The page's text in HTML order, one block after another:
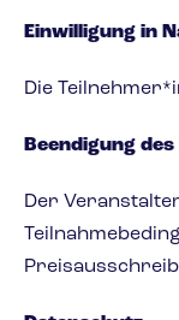
Einwilligung in
Die
Beendigung
Der